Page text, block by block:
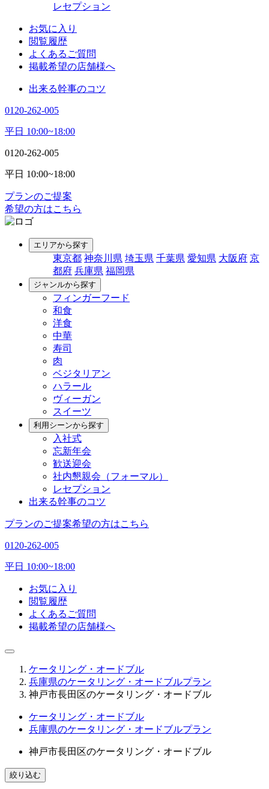
レセプション
お気に入り
閲覧履歴
よくあるご質問
掲載希望の店舗様へ
出来る幹事のコツ
0120-262-005
平日 10:00~18:00
0120-262-005
平日 10:00~18:00
プランのご提案
希望の方はこちら
エリアから探す
東京都 神奈川県 埼玉県 千葉県 愛知県 大阪府 京
都府 兵庫県 福岡県
ジャンルから探す
フィンガーフード
和食
洋食
中華
寿司
肉
ベジタリアン
ハラール
ヴィーガン
スイーツ
利用シーンから探す
入社式
忘新年会
歓送迎会
社内懇親会（フォーマル）
レセプション
出来る幹事のコツ
プランのご提案希望の方はこちら
0120-262-005
平日 10:00~18:00
お気に入り
閲覧履歴
よくあるご質問
掲載希望の店舗様へ
ケータリング・オードブル
兵庫県のケータリング・オードブルプラン
神戸市長田区のケータリング・オードブル
ケータリング・オードブル
兵庫県のケータリング・オードブルプラン
神戸市長田区のケータリング・オードブル
絞り込む